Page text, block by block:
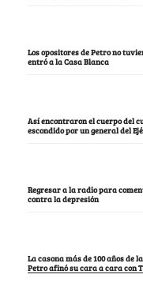
Los opositores de Petro no
entró a la Casa Blanca
Así encontraron el cuerpo del
escondido por un general del
Regresar a la radio para
contra la depresión
La casona más de 100 años de
Petro afinó su cara a cara con